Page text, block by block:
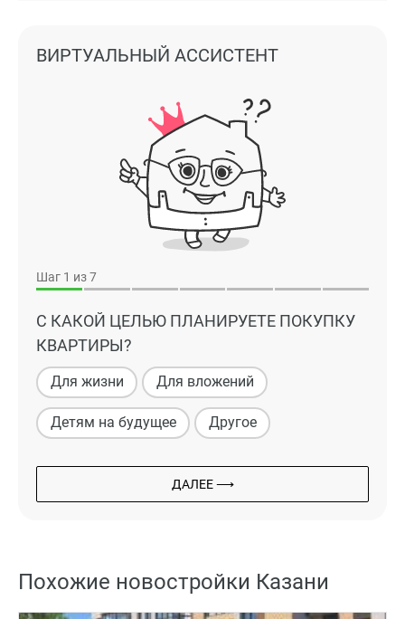
Шаг 1 из 7
С КАКОЙ ЦЕЛЬЮ ПЛАНИРУЕТЕ ПОКУПКУ
КВАРТИРЫ?
Для жизни Для вложений
Детям на будущее Другое
ДАЛЕЕ ⟶
ВИРТУАЛЬНЫЙ АССИСТЕНТ
Похожие новостройки Казани